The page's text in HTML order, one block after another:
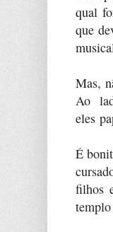
qual
que
Mas,
Ao
eles
É
filhos